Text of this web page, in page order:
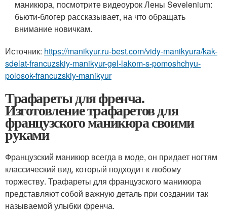
маникюра, посмотрите видеоурок Лены Sevelenium:
бьюти-блогер рассказывает, на что обращать
внимание новичкам.
Источник: https://manikyur.ru-best.com/vidy-manikyura/kak-
sdelat-francuzskiy-manikyur-gel-lakom-s-pomoshchyu-
polosok-francuzskiy-manikyur
Трафареты для френча.
Изготовление трафаретов для
французского маникюра своими
руками
Французский маникюр всегда в моде, он придает ногтям
классический вид, который подходит к любому
торжеству. Трафареты для французского маникюра
представляют собой важную деталь при создании так
называемой улыбки френча.